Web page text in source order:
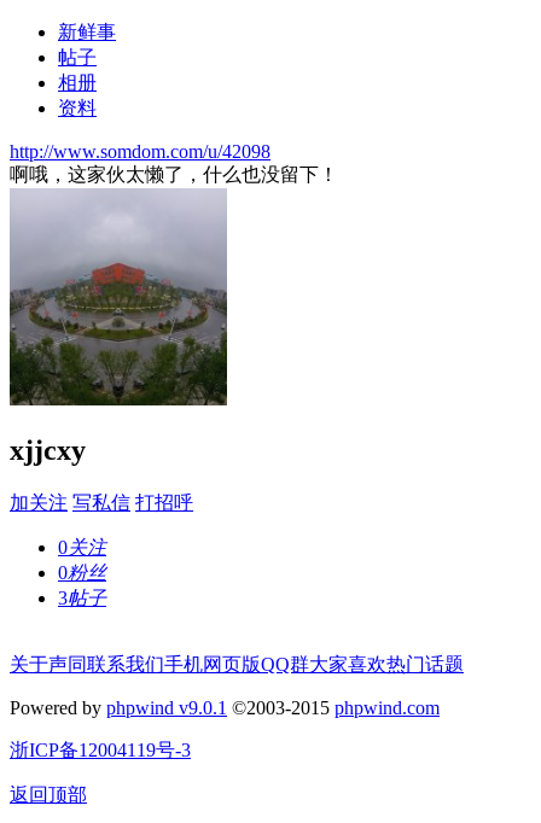
新鲜事
帖子
相册
资料
http://www.somdom.com/u/42098
啊哦，这家伙太懒了，什么也没留下！
xjjcxy
加关注 写私信 打招呼
0关注
0粉丝
3帖子
关于声同联系我们手机网页版QQ群大家喜欢热门话题
Powered by phpwind v9.0.1 ©2003-2015 phpwind.com
浙ICP备12004119号-3
返回顶部